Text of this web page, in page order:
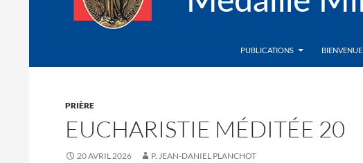
Association de la Médaille MiraculeusePUBLICATIONS BIENVENUE
PRIÈRE
EUCHARISTIE MÉDITÉE 20
20 AVRIL 2026 P. JEAN-DANIEL PLANCHOT